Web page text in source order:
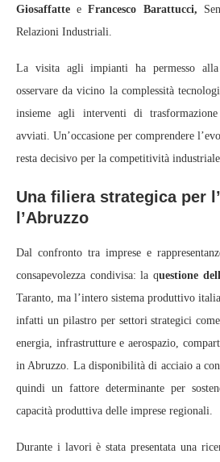
Giosaffatte eFrancesco Barattucci,
Relazioni Industriali.
La visita agli impianti ha permesso alla
osservare da vicino la complessità
insieme agli interventi di
avviati. Un’occasione per comprendere
resta decisivo per la competitività industriale
Una filiera strategica per
l’Abruzzo
Dal confronto tra imprese e
consapevolezza condivisa: la questione
Taranto, ma l’intero sistema produttivo
infatti un pilastro per settori strategici
energia, infrastrutture e aerospazio,
in Abruzzo. La disponibilità di acciaio a
quindi un fattore determinante per
capacità produttiva delle imprese regionali.
Durante i lavori è stata presentata una